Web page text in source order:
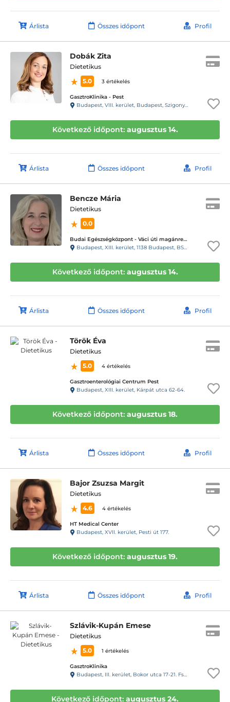
Árlista Összes időpont Profil
Dobák Zita
Dietetikus
5.0
3 értékelés
GasztroKlinika - Pest
Budapest, VIII. kerület, Budapest, Szigony u. 26-32
Következő időpont: augusztus 14.
Árlista Összes időpont Profil
Bencze Mária
Dietetikus
0.0
Budai Egészségközpont - Váci úti magánrendelők
Budapest, XIII. kerület, 1138 Budapest, BSR Center, Váci út 135-139.
Következő időpont: augusztus 14.
Árlista Összes időpont Profil
Török Éva
Dietetikus
5.0
4 értékelés
Gasztroenterológiai Centrum Pest
Budapest, XIII. kerület, Kárpát utca 62-64.
Következő időpont: augusztus 18.
Árlista Összes időpont Profil
Bajor Zsuzsa Margit
Dietetikus
4.6
4 értékelés
HT Medical Center
Budapest, XVII. kerület, Pesti út 177.
Következő időpont: augusztus 19.
Árlista Összes időpont Profil
Szlávik-Kupán Emese
Dietetikus
5.0
1 értékelés
GasztroKlinika
Budapest, III. kerület, Bokor utca 17-21. Fszt.
Következő időpont: augusztus 24.